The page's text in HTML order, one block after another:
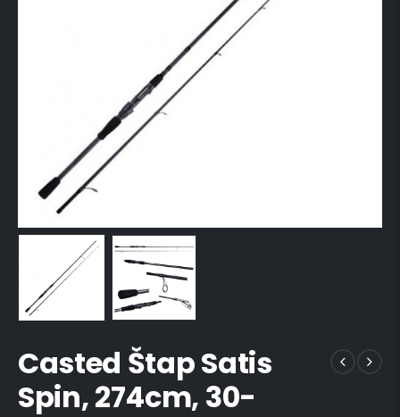
Casted Štap Satis
Spin, 274cm, 30-